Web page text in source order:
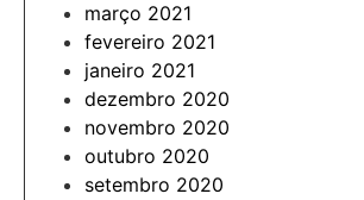
março 2021
fevereiro 2021
janeiro 2021
dezembro 2020
novembro 2020
outubro 2020
setembro 2020